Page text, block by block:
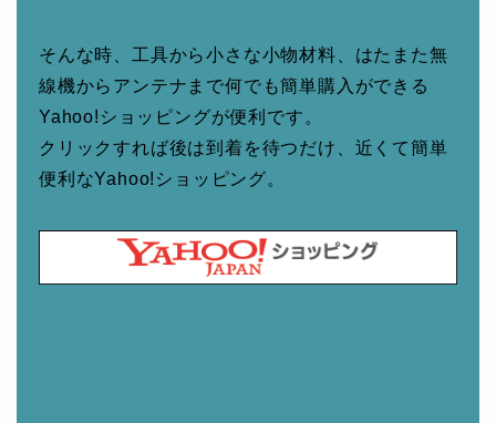
そんな時、工具から小さな小物材料、はたまた無
線機からアンテナまで何でも簡単購入ができる
Yahoo!ショッピングが便利です。
クリックすれば後は到着を待つだけ、近くて簡単
便利なYahoo!ショッピング。